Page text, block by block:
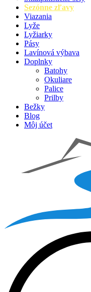
Sezónne zľavy
Viazania
Lyže
Lyžiarky
Pásy
Lavínová výbava
Doplnky
Batohy
Okuliare
Palice
Prilby
Bežky
Blog
Môj účet